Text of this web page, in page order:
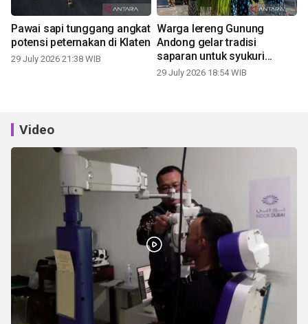
Pawai sapi tunggang angkat
potensi peternakan di Klaten
29 July 2026 21:38 WIB
Warga lereng Gunung
Andong gelar tradisi
saparan untuk syukuri
panen
29 July 2026 18:54 WIB
Video